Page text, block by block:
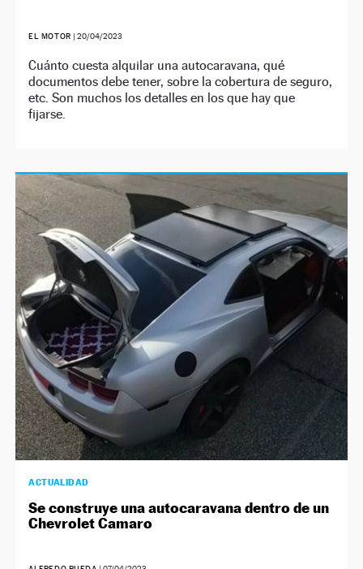
EL MOTOR | 20/04/2023
Cuánto cuesta alquilar una autocaravana, qué
documentos debe tener, sobre la cobertura de seguro,
etc. Son muchos los detalles en los que hay que
fijarse.
ACTUALIDAD
Se construye una autocaravana dentro de un
Chevrolet Camaro